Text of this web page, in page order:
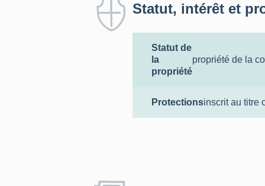
Statut, intérêt et
Statut de
la
propriété
propriété de la
Protectionsinscrit au titre